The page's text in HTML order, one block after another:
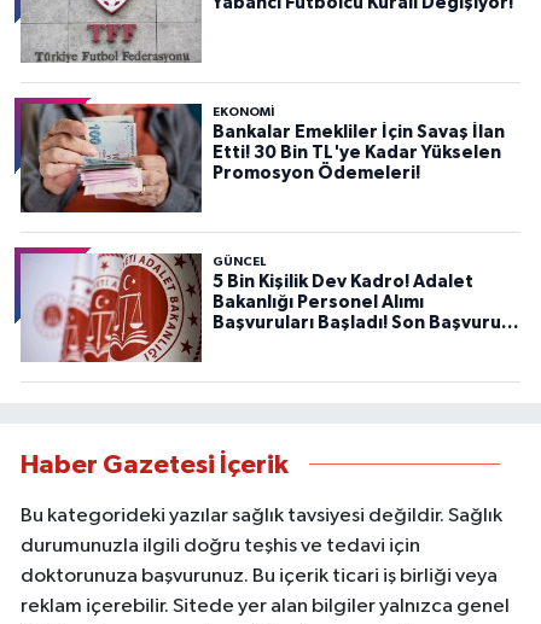
EKONOMİ
Bankalar Emekliler İçin Savaş İlan
Etti! 30 Bin TL'ye Kadar Yükselen
Promosyon Ödemeleri!
GÜNCEL
5 Bin Kişilik Dev Kadro! Adalet
Bakanlığı Personel Alımı
Başvuruları Başladı! Son Başvuru
Haber Gazetesi İçerik
Bu kategorideki yazılar sağlık tavsiyesi değildir. Sağlık
durumunuzla ilgili doğru teşhis ve tedavi için
doktorunuza başvurunuz. Bu içerik ticari iş birliği veya
reklam içerebilir. Sitede yer alan bilgiler yalnızca genel